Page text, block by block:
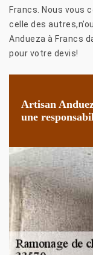
Francs. Nous vous
celle des
Andueza à Francs
pour votre devis!
Artisan
une